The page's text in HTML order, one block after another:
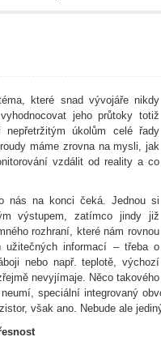
které snad vývojáře nikdy
jeho průtoky totiž
úkolům celé řady
máme zrovna na mysli, jak
vzdálit od reality a co
nás na konci čeká. Jednou si
výstupem, zatímco jindy již
rozhraní, které nám rovnou
užitečných informací – třeba o
nebo např. teplotě, výchozí
nevyjímaje. Něco takového
speciální integrovaný
však ano. Nebude ale